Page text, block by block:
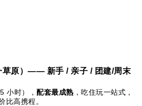
草原）—— 新手 / 亲子 / 团建/周末
小时），配套最成熟 ，吃住玩一站式，
比高携程。